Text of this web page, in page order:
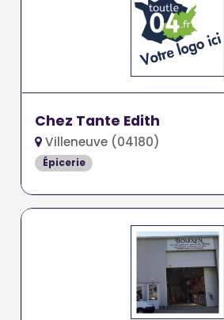
Chez Tante Edith
Villeneuve (04180)
Épicerie